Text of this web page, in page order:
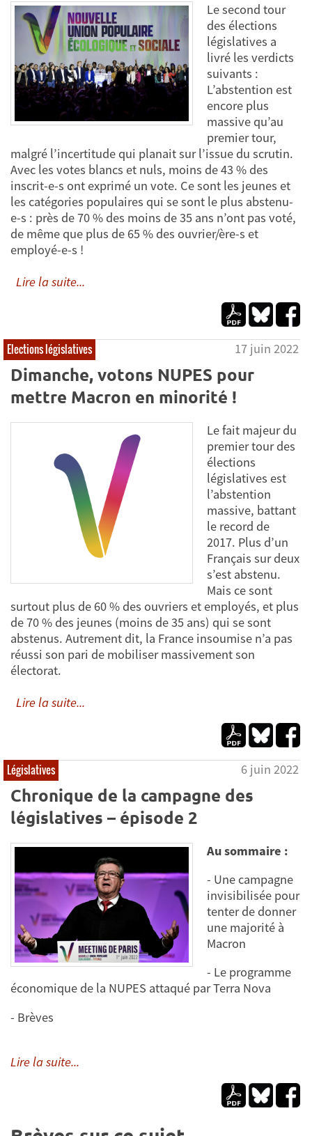
Le second tour
des élections
législatives a
livré les verdicts
suivants :
L’abstention est
encore plus
massive qu’au
premier tour,
malgré l’incertitude qui planait sur l’issue du scrutin.
Avec les votes blancs et nuls, moins de 43 % des
inscrit-e-s ont exprimé un vote. Ce sont les jeunes et
les catégories populaires qui se sont le plus abstenu-
e-s : près de 70 % des moins de 35 ans n’ont pas voté,
de même que plus de 65 % des ouvrier/ère-s et
employé-e-s !
Lire la suite...
Elections législatives 17 juin 2022
Dimanche, votons NUPES pour
mettre Macron en minorité !
Le fait majeur du
premier tour des
élections
législatives est
l’abstention
massive, battant
le record de
2017. Plus d’un
Français sur deux
s’est abstenu.
Mais ce sont
surtout plus de 60 % des ouvriers et employés, et plus
de 70 % des jeunes (moins de 35 ans) qui se sont
abstenus. Autrement dit, la France insoumise n’a pas
réussi son pari de mobiliser massivement son
électorat.
Lire la suite...
Législatives 6 juin 2022
Chronique de la campagne des
législatives – épisode 2
Au sommaire :
- Une campagne
invisibilisée pour
tenter de donner
une majorité à
Macron
- Le programme
économique de la NUPES attaqué par Terra Nova
- Brèves
Lire la suite...